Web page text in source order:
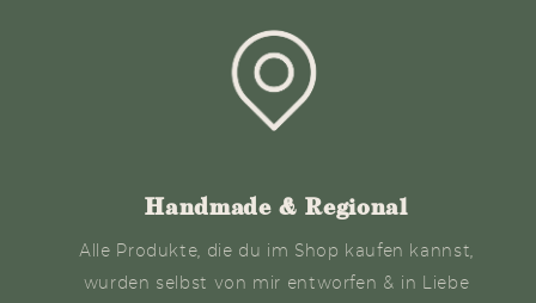
Handmade & Regional
Alle Produkte, die du im Shop kaufen kannst,
wurden selbst von mir entworfen & in Liebe